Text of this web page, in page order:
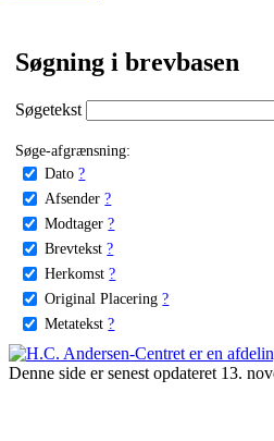
Søgning i brevbasen
Søgetekst
Søge-afgrænsning:
Dato ?
Afsender ?
Modtager ?
Brevtekst ?
Herkomst ?
Original Placering ?
Metatekst ?
Denne side er senest opdateret 13.